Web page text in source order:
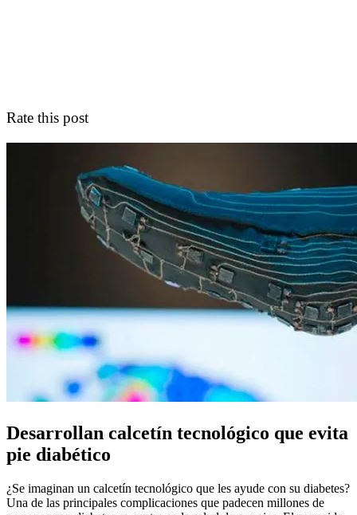
Rate this post
Desarrollan calcetín tecnológico que evita
pie diabético
¿Se imaginan un calcetín tecnológico que les ayude con su diabetes?
Una de las principales complicaciones que padecen millones de